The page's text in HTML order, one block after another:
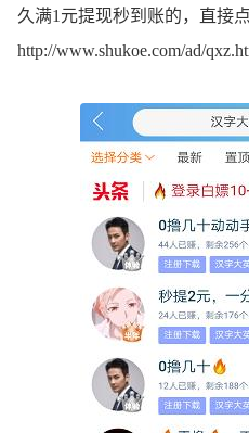
久满1元提现秒到账的，直接
http://www.shukoe.com/ad/